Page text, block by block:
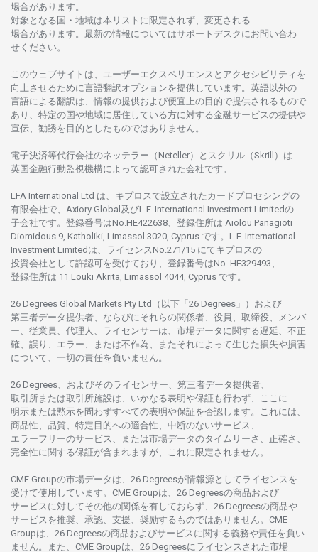
場合があります。
対象となる 国 ・ 地域は本 リストに限定さ れず、 変更さ れる
場合があります。 最新の情報についてはサポートデスクにお 問い合わ
せくださ い。
このウェブサイトは、 ユーザーエクスペリエンスと アクセシビリティを
向上さ せるために言語翻訳オプションを提供しています。 英語以外の
言語による翻訳は、 情報の提供および便宜上の 目的で提供さ れるもので
あり、 特定の国や地域に居住している方に対する金融サービスの提供や
宣伝、 勧誘を 目的としたものではありません。
電子決済等代行会社のネッテラー （Neteller）と スクリル （Skrill）は
英国金融行動監視機構によって認可さ れた会社です。
LFA International Ltd は、 キプロスで設立さ れた カードプロセシングの
有限会社で、Axiory Global 及びL.F. International Investment Limitedの
子会社です。 登録番号はNo.HE422638、 登録住所は Aiolou Panagioti
Diomidous 9, Katholiki, Limassol 3020, Cyprus です。L.F. International
Investment Limitedは、 ライセンスNo.271/15 にてキプロスの
投資会社として許認可を受けており、 登録番号はNo. HE329493、
登録住所は 11 Louki Akrita, Limassol 4044, Cyprus です。
26 Degrees Global Markets Pty Ltd（以下「26 Degrees」） および
第三者データ提供者、ならびにそれらの関係者、役員、取締役、メンバ
ー、従業員、代理人、ライセンサーは、 市場データに関する遅延、不正
確、誤り、エラー、
または不作為、 またそれによって生じた損失や損害
について、 一切の責任を負いません。
26 Degrees、 およびそのライセンサー、 第三者データ提供者、
取引所または取引所施設は、いかなる表明や保証も行わず、 ここに
明示または黙示を 問わずすべての表明や保証を否認し ます。 これには、
商品性、品質、 特定目的への適合性、 中断のないサービス、
エラーフリーのサービス、 または市場データのタイムリーさ、正確さ、
完全性に関する保証が含まれますが、これに限定さ れません。
CME Groupの市場データは、26 Degreesが情報源としてライセンスを
受けて使用しています。 CME Groupは、26 Degreesの商品および
サービスに対してその他の関係を有しておらず、26 Degreesの商品や
サービスを推奨、承認、支援、 奨励するものではありません。 CME
Groupは、26 Degreesの商品およびサービスに関する義務や責任を負い
ません。また、CME Groupは、26 Degreesにライセンスさ れた市場